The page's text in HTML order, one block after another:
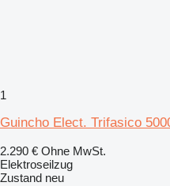
1
Guincho Elect. Trifasico
2.290 € Ohne MwSt.
Elektroseilzug
Zustand neu